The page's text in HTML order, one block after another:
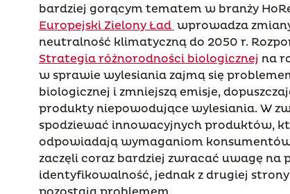
bardziej gorącym tematem w branży
Europejski Zielony Ład wprowadza
neutralność klimatyczną do 2050 r.
Strategia różnorodności biologicznej na
w sprawie wylesiania zajmą się
biologicznej i zmniejszą emisje,
produkty niepowodujące wylesiania. W
spodziewać innowacyjnych produktów,
odpowiadają wymaganiom
zaczęli coraz bardziej zwracać uwagę na
identyfikowalność, jednak z drugiej